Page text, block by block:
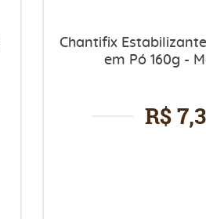
Chantifix
em Pó 160g -
R$